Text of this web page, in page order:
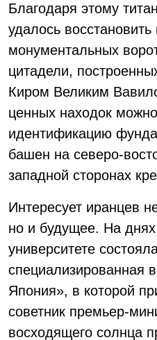
Благодаря этому
удалось
монументальных
цитадели,
Киром Великим
ценных находок
идентификацию
башен на северо-
западной сторонах
Интересует иранцев
но и будущее. На
университете
специализированная
Япония», в которой
советник премьер-
восходящего солнца